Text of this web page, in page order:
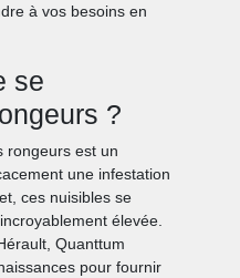
à vos besoins en
se
?
rongeurs est un
une infestation
ces nuisibles se
élevée.
Quanttum
pour fournir